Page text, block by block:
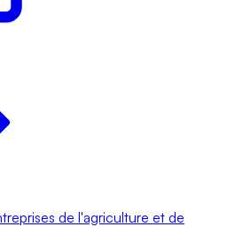
de l'agriculture et de